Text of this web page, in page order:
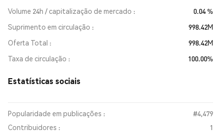
Volume 24h / capitalização de mercado
0.04 %
Suprimento em circulação
998.42M
Oferta Total
998.42M
Taxa de circulação
100.00%
Estatísticas sociais
Popularidade em publicações :
#4,479
Contribuidores :
1